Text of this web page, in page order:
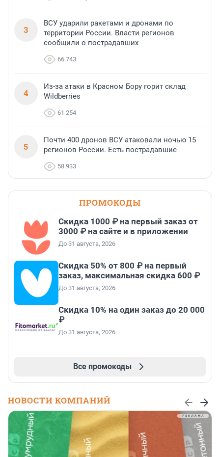
3
ВСУ ударили ракетами и дронами по
территории России. Власти регионов
сообщили о пострадавших
66 743
4
Из-за атаки в Красном Бору горит склад
Wildberries
61 254
5
Почти 400 дронов ВСУ атаковали ночью 15
регионов России. Есть пострадавшие
58 933
ПРОМОКОДЫ
Скидка 1000 ₽ на первый заказ от
3000 ₽ на сайте и в приложении
До 31 августа, 2026
Скидка 50% от 800 ₽ на первый
заказ, максимальная скидка 600 ₽
До 31 августа, 2026
Скидка 10% на один заказ до 20 000
₽
До 31 августа, 2026
Все промокоды
НОВОСТИ КОМПАНИЙ